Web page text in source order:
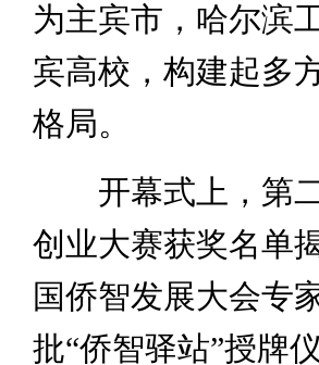
为主宾市，哈尔滨
宾高校，构建起多
格局。
开幕式上，第二
创业大赛获奖名单
国侨智发展大会专
批“侨智驿站”授牌